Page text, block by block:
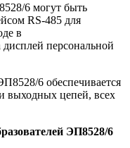
6 могут быть
RS-485 для
в
персональной
6 обеспечивается
выходных цепей, всех
ЭП8528/6